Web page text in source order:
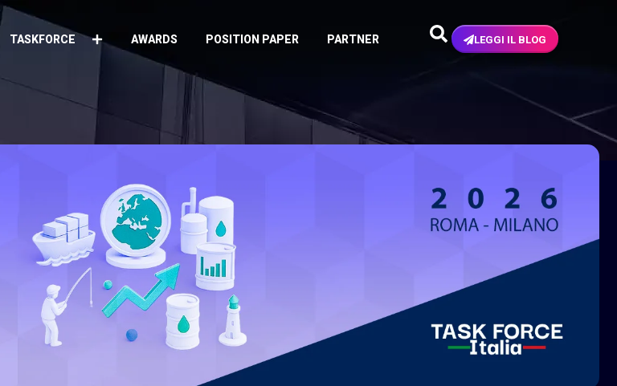
TASKFORCE AWARDS POSITION PAPER PARTNER LEGGI IL BLOG